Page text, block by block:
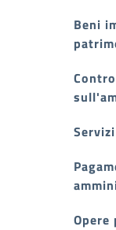
Beni
Opere